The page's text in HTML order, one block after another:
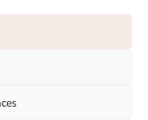
de confidentialité